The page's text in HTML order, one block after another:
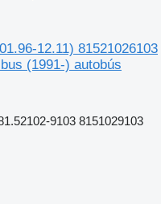
12.11) 81521026103
(1991-) autobús
9103 8151029103